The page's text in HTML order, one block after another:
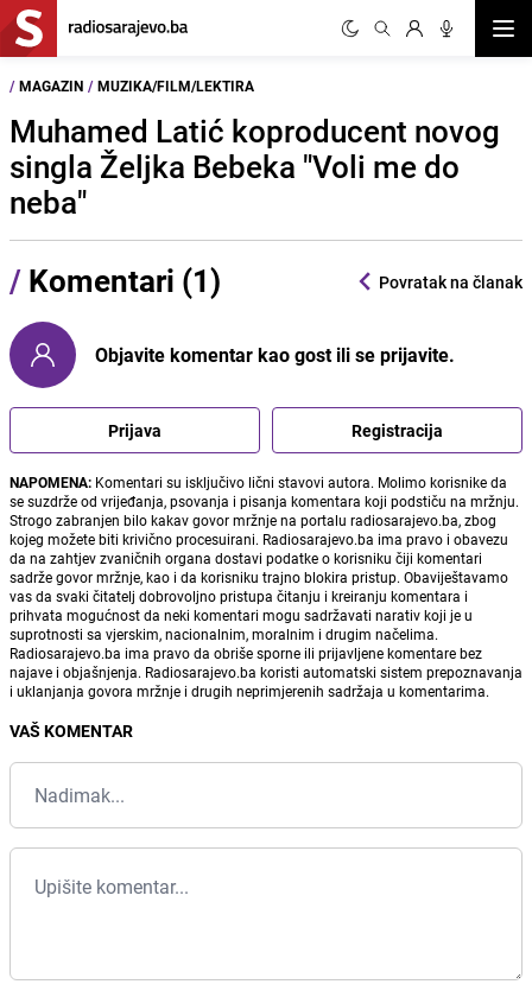
/ MAGAZIN / MUZIKA/FILM/LEKTIRA
Muhamed Latić koproducent novog
singla Željka Bebeka "Voli me do
neba"
/ Komentari (1) Povratak na članak
Objavite komentar kao gost ili se prijavite.
Prijava Registracija
NAPOMENA: Komentari su isključivo lični stavovi autora. Molimo korisnike da
se suzdrže od vrijeđanja, psovanja i pisanja komentara koji podstiču na mržnju.
Strogo zabranjen bilo kakav govor mržnje na portalu radiosarajevo.ba, zbog
kojeg možete biti krivično procesuirani. Radiosarajevo.ba ima pravo i obavezu
da na zahtjev zvaničnih organa dostavi podatke o korisniku čiji komentari
sadrže govor mržnje, kao i da korisniku trajno blokira pristup. Obaviještavamo
vas da svaki čitatelj dobrovoljno pristupa čitanju i kreiranju komentara i
prihvata mogućnost da neki komentari mogu sadržavati narativ koji je u
suprotnosti sa vjerskim, nacionalnim, moralnim i drugim načelima.
Radiosarajevo.ba ima pravo da obriše sporne ili prijavljene komentare bez
najave i objašnjenja. Radiosarajevo.ba koristi automatski sistem prepoznavanja
i uklanjanja govora mržnje i drugih neprimjerenih sadržaja u komentarima.
VAŠ KOMENTAR